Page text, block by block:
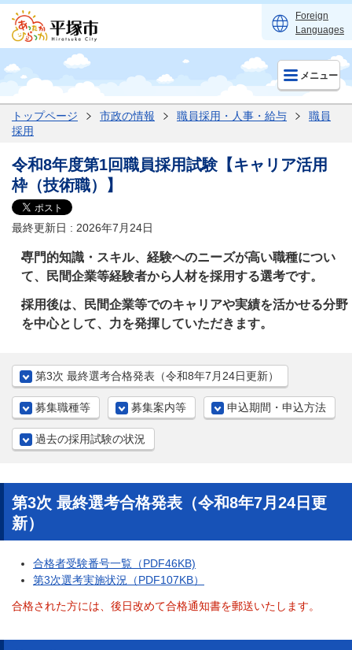
Foreign
Languages
メニュー
トップページ 市政の情報 職員採用・人事・給与
職員
採用
令和8年度第1回職員採用試験【キャリア活用
枠（技術職）】
最終更新日 : 2026年7月24日
専門的知識・スキル、経験へのニーズが高い職種につい
て、民間企業等経験者から人材を採用する選考です。
採用後は、民間企業等でのキャリアや実績を活かせる分野
を中心として、力を発揮していただきます。
第3次 最終選考合格発表（令和8年7月24日更新）
募集職種等 募集案内等 申込期間・申込方法
過去の採用試験の状況
第3次 最終選考合格発表（令和8年7月24日更
新）
合格者受験番号一覧（PDF46KB)
第3次選考実施状況（PDF107KB）
合格された方には、後日改めて合格通知書を郵送いたします。